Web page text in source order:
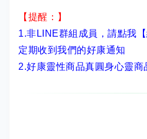
【提醒：】
1.非LINE群組成員， 請點我【
定期收到我們的好康通知
2.好康靈性商品真圓身心靈商